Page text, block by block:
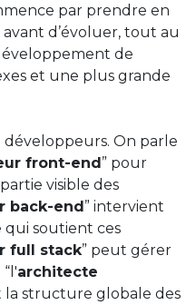
par prendre en
d’évoluer, tout au
de
et une plus grande
On parle
front-end” pour
visible des
back-end” intervient
soutient ces
full stack” peut gérer
architecte
la structure globale des